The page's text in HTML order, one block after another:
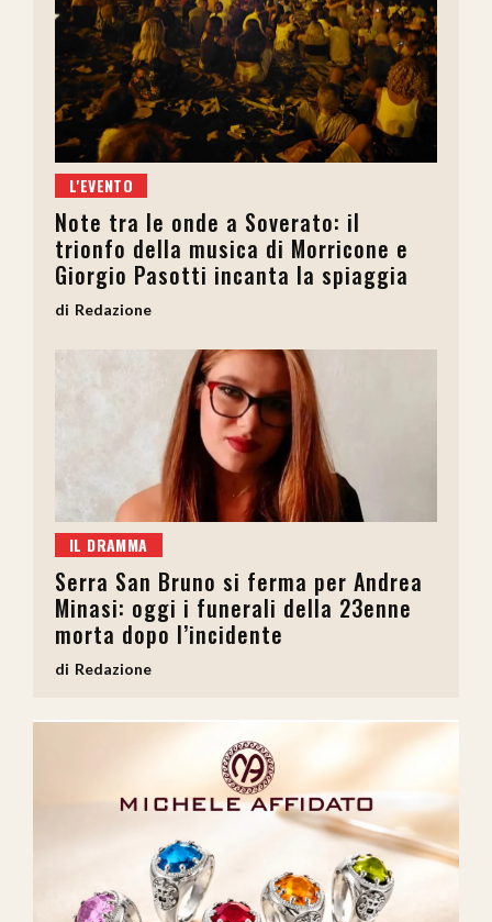
L'EVENTO
Note tra le onde a Soverato: il
trionfo della musica di Morricone e
Giorgio Pasotti incanta la spiaggia
Redazione
IL DRAMMA
Serra San Bruno si ferma per Andrea
Minasi: oggi i funerali della 23enne
morta dopo l’incidente
Redazione